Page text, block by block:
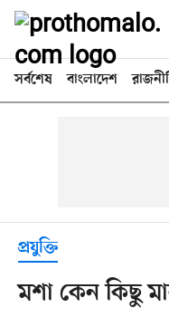
সর্বশেষ বাংলাদেশ
প্রযুক্তি
মশা কেন কিছু